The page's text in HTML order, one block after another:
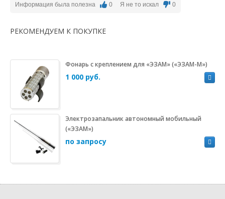
Информация была полезна 0 Я не то искал 0
РЕКОМЕНДУЕМ К ПОКУПКЕ
Фонарь с креплением для «ЭЗАМ» («ЭЗАМ-М»)
1 000 руб.
Электрозапальник автономный мобильный
(«ЭЗАМ»)
по запросу